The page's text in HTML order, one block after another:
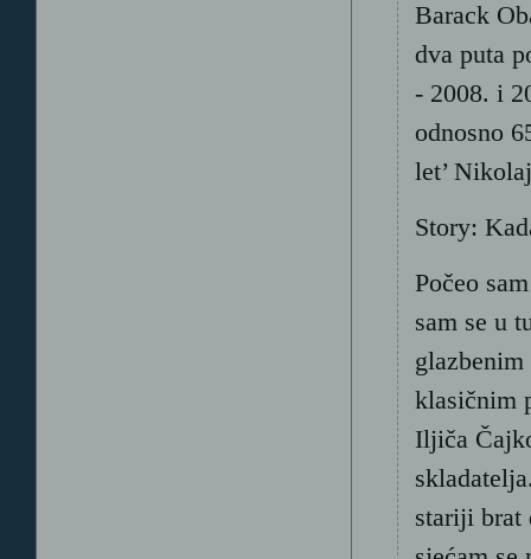
Barack
dva puta
- 2008. i
odnosno
let’
Story:
Počeo
sam se u
klasičnim
Iljiča
stariji brat